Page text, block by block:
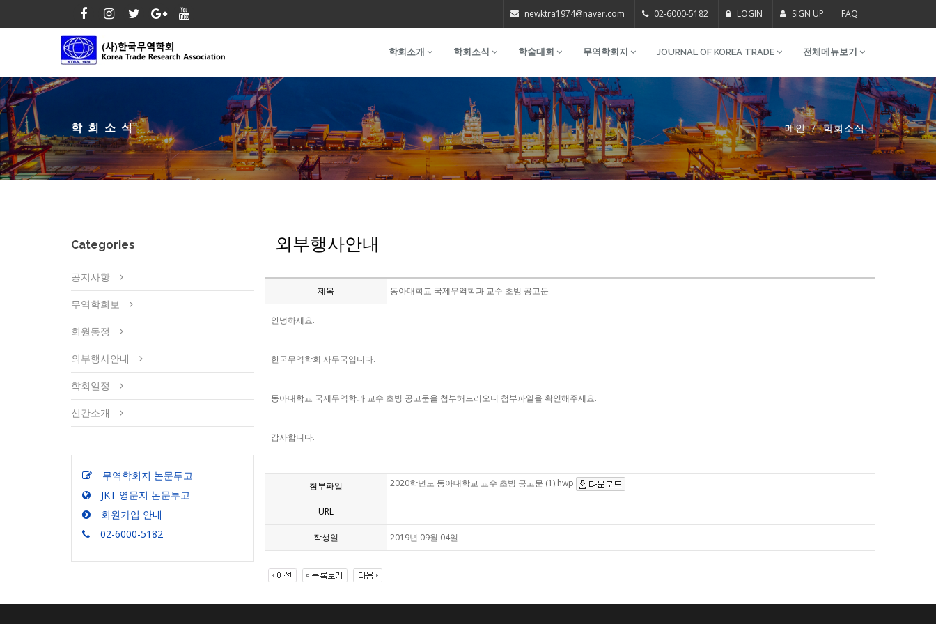
newktra1974@naver.com 02-6000-5182 LOGIN SIGN UP FAQ
학회소개 학회소식 학술대회 무역학회지 JOURNAL OF KOREA TRADE 전체메뉴보기
학회소식 메인 학회소식
Categories
공지사항
무역학회보
회원동정
외부행사안내
학회일정
신간소개
무역학회지 논문투고
JKT 영문지 논문투고
회원가입 안내
02-6000-5182
외부행사안내
제목 동아대학교 국제무역학과 교수 초빙 공고문
안녕하세요.
한국무역학회 사무국입니다.
동아대학교 국제무역학과 교수 초빙 공고문을 첨부해드리오니 첨부파일을 확인해주세요.
감사합니다.
첨부파일 2020학년도 동아대학교 교수 초빙 공고문 (1).hwp
URL
작성일 2019년 09월 04일